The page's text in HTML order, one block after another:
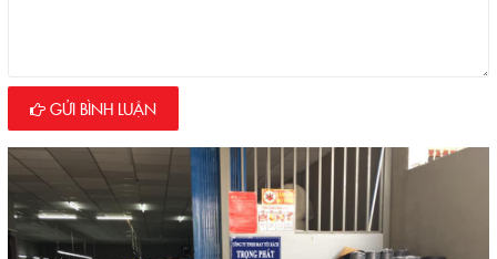
GỬI BÌNH LUẬN